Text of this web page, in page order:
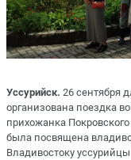
Уссурийск. 26 сентября
организована поездка
прихожанка
была посвящена
Владивостоку